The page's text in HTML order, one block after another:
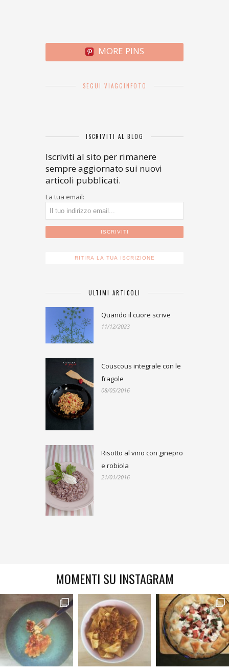
MORE PINS
SEGUI VIAGGINFOTO
ISCRIVITI AL BLOG
Iscriviti al sito per rimanere
sempre aggiornato sui nuovi
articoli pubblicati.
La tua email:
ULTIMI ARTICOLI
Quando il cuore scrive
11/12/2023
Couscous integrale con le
fragole
08/05/2016
Risotto al vino con ginepro
e robiola
21/01/2016
MOMENTI SU INSTAGRAM